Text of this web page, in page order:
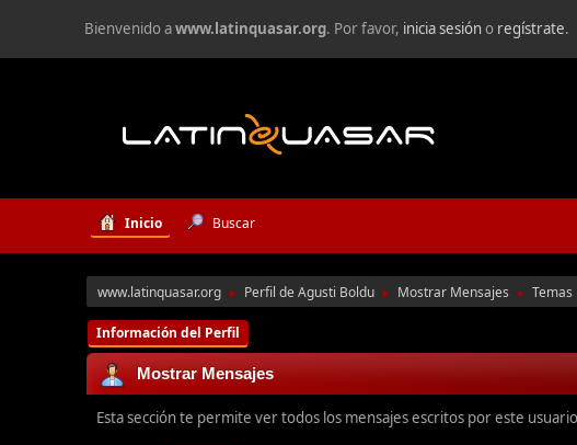
Bienvenido awww.latinquasar.org. Por favor, inicia sesióno regístrate.
Inicio Buscar
www.latinquasar.org ► Perfil de Agusti Boldu ► Mostrar Mensajes ► Temas
Información del Perfil
Mostrar Mensajes
Esta sección te permite ver todos los mensajes escritos por este